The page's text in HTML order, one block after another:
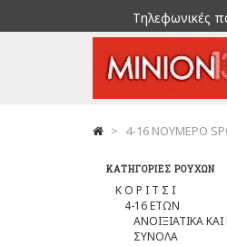
Τηλεφωνικές
> 4-16 ΝΟΥΜΕΡΟ
ΚΑΤΗΓΟΡΊΕΣ ΡΟΎΧΩΝ
Κ Ο Ρ Ι Τ Σ Ι
4-16 ΕΤΩΝ
ΑΝΟΙΞΙΑΤΙΚΑ
ΣΥΝΟΛΑ